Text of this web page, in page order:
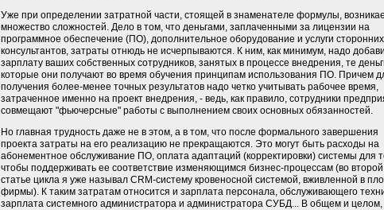
Уже при определении затратной части, стоящей в знаменателе формулы,
множество сложностей. Дело в том, что деньгами, заплаченными за лицензии на
программное обеспечение (ПО), дополнительное оборудование и услуги сторонних
консультантов, затраты отнюдь не исчерпываются. К ним, как минимум, надо
зарплату ваших собственных сотрудников, занятых в процессе внедрения, те
которые они получают во время обучения принципам использования ПО. Причем
получения более-менее точных результатов надо четко учитывать рабочее время,
затраченное именно на проект внедрения, - ведь, как правило, сотрудники
совмещают "фьючерсные" работы с выполнением своих основных обязанностей.
Но главная трудность даже не в этом, а в том, что после формального завершения
проекта затраты на его реализацию не прекращаются. Это могут быть расходы на
абонементное обслуживание ПО, оплата адаптаций (корректировки) системы для
чтобы поддерживать ее соответствие изменяющимся бизнес-процессам (во второй
статье цикла я уже называл CRM-систему кровеносной системой, вживленной в
фирмы). К таким затратам относится и зарплата персонала, обслуживающего
зарплата системного администратора и администратора СУБД... В общем и целом,